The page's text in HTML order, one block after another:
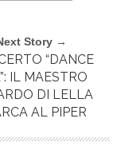
Story →
“DANCE
IL MAESTRO
DI LELLA
AL PIPER